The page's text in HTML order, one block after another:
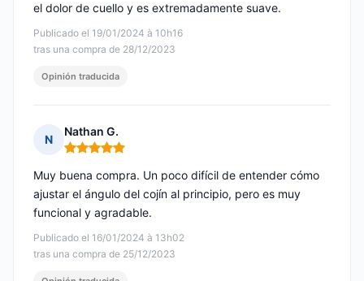
Publicado el 19/01/2024 à 10h16
tras una compra de 28/12/2023
el dolor de cuello y es extremadamente suave.
Opinión traducida
N
Nathan G.
Nota: 5 de 5
Publicado el 16/01/2024 à 13h02
tras una compra de 25/12/2023
Muy buena compra. Un poco difícil de entender cómo
ajustar el ángulo del cojín al principio, pero es muy
funcional y agradable.